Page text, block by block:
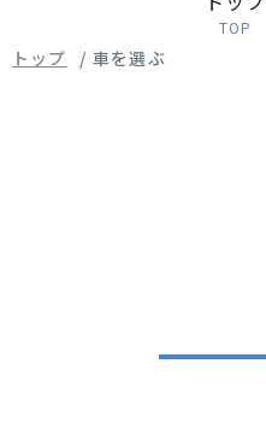
TOP
トップ 車を選ぶ